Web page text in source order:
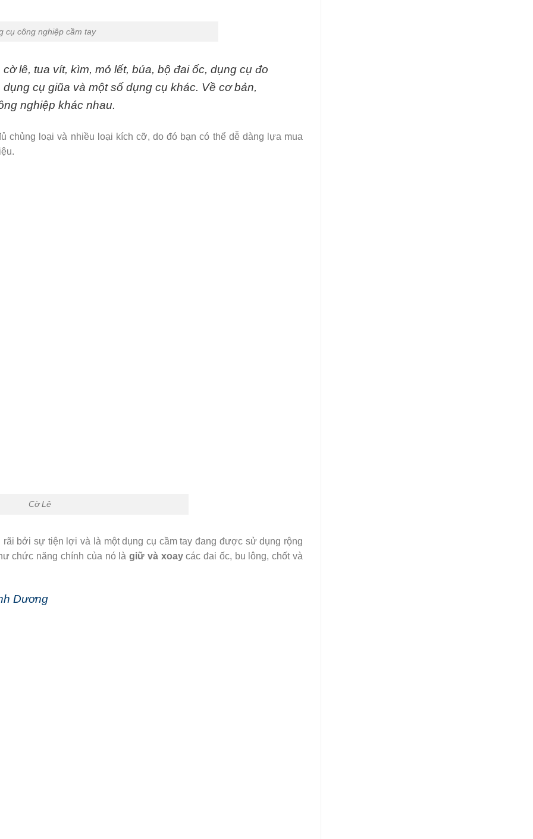
cụ công nghiệp cầm tay
lê, tua vít, kìm, mỏ lết, búa, bộ đai ốc, dụng cụ đo
cụ giũa và một số dụng cụ khác. Về cơ bản,
nghiệp khác nhau.
chủng loại và nhiều loại kích cỡ, do đó bạn có thể dễ dàng lựa mua
Cờ Lê
bởi sự tiện lợi và là một dụng cụ cầm tay đang được sử dụng rộng
chức năng chính của nó làgiữ và xoaycác đai ốc, bu lông, chốt và
Dương